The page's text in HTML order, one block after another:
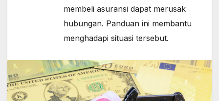
membeli asuransi dapat merusak
hubungan. Panduan ini membantu
menghadapi situasi tersebut.